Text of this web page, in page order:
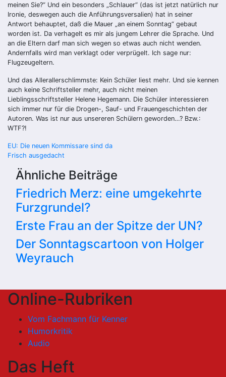
meinen Sie?“ Und ein besonders „Schlauer“ (das ist jetzt natürlich nur
Ironie, deswegen auch die Anführungsversalien) hat in seiner
Antwort behauptet, daß die Mauer „an einem Sonntag“ gebaut
worden ist. Da verhagelt es mir als jungem Lehrer die Sprache. Und
an die Eltern darf man sich wegen so etwas auch nicht wenden.
Andernfalls wird man verklagt oder verprügelt. Ich sage nur:
Flugzeugeltern.
Und das Allerallerschlimmste: Kein Schüler liest mehr. Und sie kennen
auch keine Schriftsteller mehr, auch nicht meinen
Lieblingsschriftsteller Helene Hegemann. Die Schüler interessieren
sich immer nur für die Drogen-, Sauf- und Frauengeschichten der
Autoren. Was ist nur aus unsereren Schülern geworden…? Bzw.:
WTF?!
Beitragsnavigation
EU: Die neuen Kommissare sind da
Frisch ausgedacht
Ähnliche Beiträge
Friedrich Merz: eine umgekehrte
Furzgrundel?
Erste Frau an der Spitze der UN?
Der Sonntagscartoon von Holger
Weyrauch
Online-Rubriken
Vom Fachmann für Kenner
Humorkritik
Audio
Das Heft